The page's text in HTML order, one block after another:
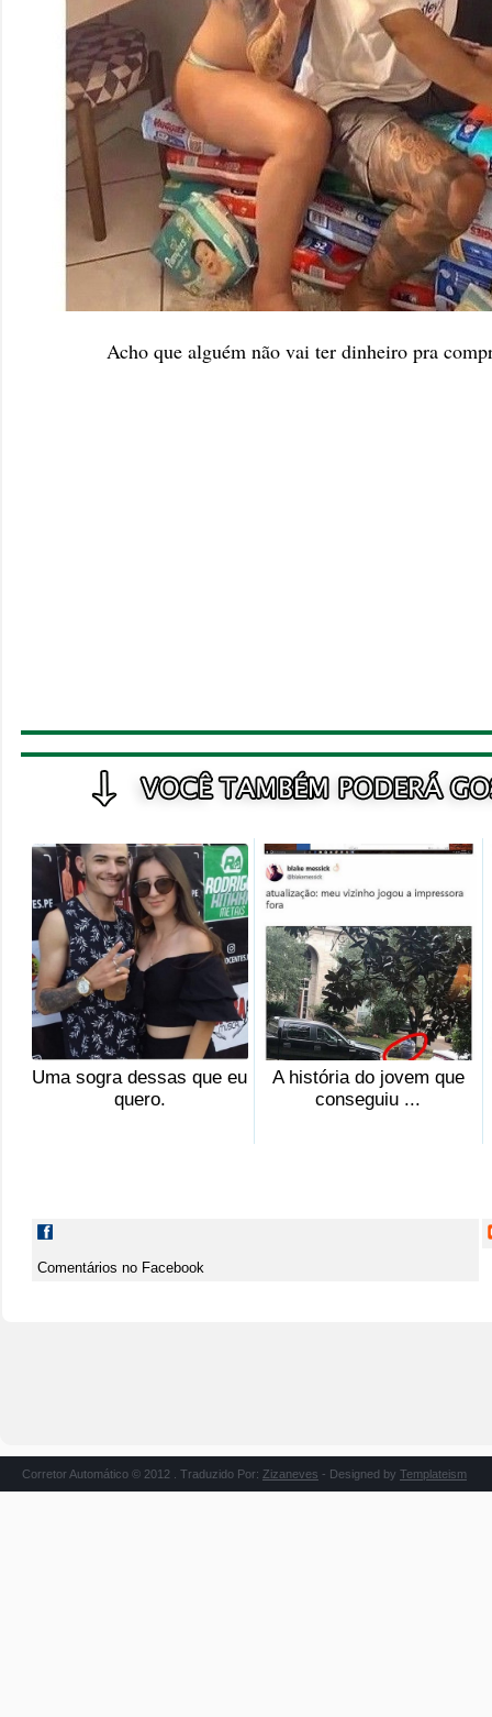
Acho que alguém não vai ter dinheiro pra
Uma sogra dessas que eu
quero.
A história do jovem que
conseguiu ...
Comentários no Facebook
Corretor Automático © 2012 . Traduzido Por: Zizaneves - Designed by Templateism